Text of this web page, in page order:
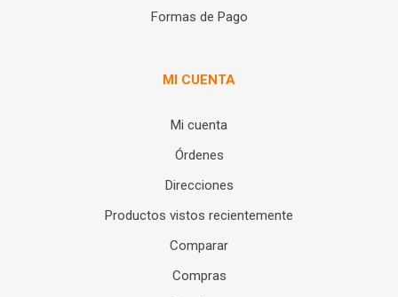
Formas de Pago
MI CUENTA
Mi cuenta
Órdenes
Direcciones
Productos vistos recientemente
Comparar
Compras